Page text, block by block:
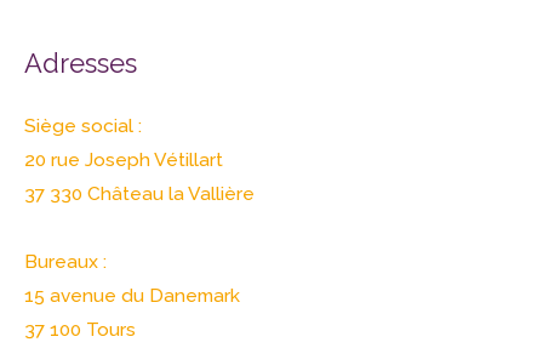
Adresses
Siège social :
20 rue Joseph Vétillart
37 330 Château la Vallière
Bureaux :
15 avenue du Danemark
37 100 Tours